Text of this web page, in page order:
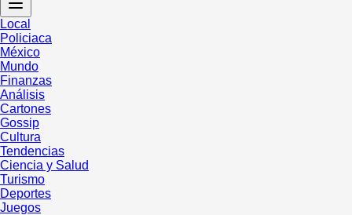
Local
Policiaca
México
Mundo
Finanzas
Análisis
Cartones
Gossip
Cultura
Tendencias
Ciencia y Salud
Turismo
Deportes
Juegos